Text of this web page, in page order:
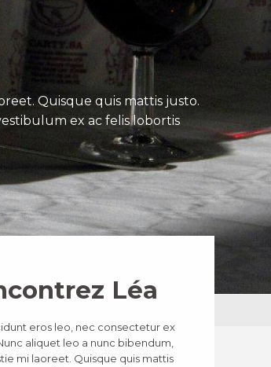
Quisque quis mattis justo.
ex ac felis lobortis
Léa
eros leo, nec consectetur ex
aliquet leo a nunc bibendum,
mi laoreet. Quisque quis mattis